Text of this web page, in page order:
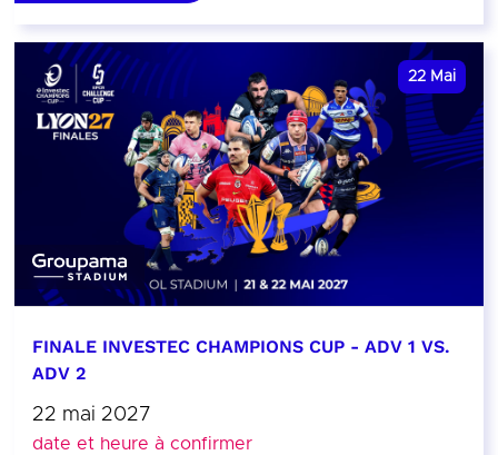
22 Mai
FINALE INVESTEC CHAMPIONS CUP - ADV 1 VS.
ADV 2
22 mai 2027
date et heure à confirmer